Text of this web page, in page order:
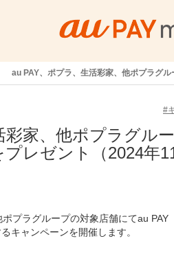
au PAY、ポプラ、生活彩家、他ポプラグ
#
彩家、他ポプラグル
レゼント（2024年
プラグループの対象店舗にてau
キャンペーンを開催します。